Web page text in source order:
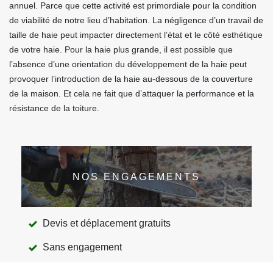
annuel. Parce que cette activité est primordiale pour la condition
de viabilité de notre lieu d’habitation. La négligence d’un travail de
taille de haie peut impacter directement l’état et le côté esthétique
de votre haie. Pour la haie plus grande, il est possible que
l’absence d’une orientation du développement de la haie peut
provoquer l’introduction de la haie au-dessous de la couverture
de la maison. Et cela ne fait que d’attaquer la performance et la
résistance de la toiture.
NOS ENGAGEMENTS
Devis et déplacement gratuits
Sans engagement